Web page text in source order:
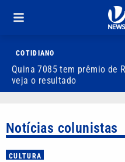
COTIDIANO
Quina 7085 tem prêmio de
veja o resultado
Notícias colunistas
CULTURA